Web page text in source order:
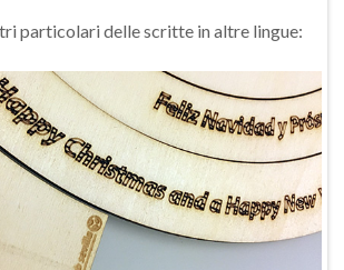
particolari delle scritte in altre lingue: